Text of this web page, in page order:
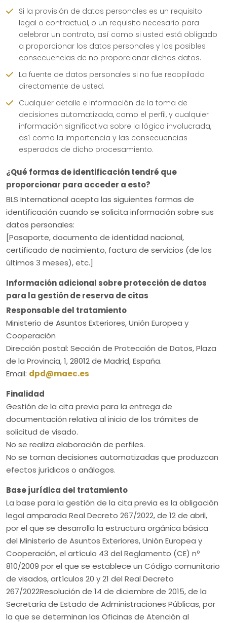
Si la provisión de datos personales es un requisito
legal o contractual, o un requisito necesario para
celebrar un contrato, así como si usted está obligado
a proporcionar los datos personales y las posibles
consecuencias de no proporcionar dichos datos.
La fuente de datos personales si no fue recopilada
directamente de usted.
Cualquier detalle e información de la toma de
decisiones automatizada, como el perfil, y cualquier
información significativa sobre la lógica involucrada,
así como la importancia y las consecuencias
esperadas de dicho procesamiento.
¿Qué formas de identificación tendré que
proporcionar para acceder a esto?
BLS International acepta las siguientes formas de
identificación cuando se solicita información sobre sus
datos personales:
[Pasaporte, documento de identidad nacional,
certificado de nacimiento, factura de servicios (de los
últimos 3 meses), etc.]
Información adicional sobre protección de datos
para la gestión de reserva de citas
Responsable del tratamiento
Ministerio de Asuntos Exteriores, Unión Europea y
Cooperación
Dirección postal: Sección de Protección de Datos, Plaza
de la Provincia, 1, 28012 de Madrid, España.
Email: dpd@maec.es
Finalidad
Gestión de la cita previa para la entrega de
documentación relativa al inicio de los trámites de
solicitud de visado.
No se realiza elaboración de perfiles.
No se toman decisiones automatizadas que produzcan
efectos jurídicos o análogos.
Base jurídica del tratamiento
La base para la gestión de la cita previa es la obligación
legal amparada Real Decreto 267/2022, de 12 de abril,
por el que se desarrolla la estructura orgánica básica
del Ministerio de Asuntos Exteriores, Unión Europea y
Cooperación, el artículo 43 del Reglamento (CE) nº
810/2009 por el que se establece un Código comunitario
de visados, artículos 20 y 21 del Real Decreto
267/2022Resolución de 14 de diciembre de 2015, de la
Secretaría de Estado de Administraciones Públicas, por
la que se determinan las Oficinas de Atención al